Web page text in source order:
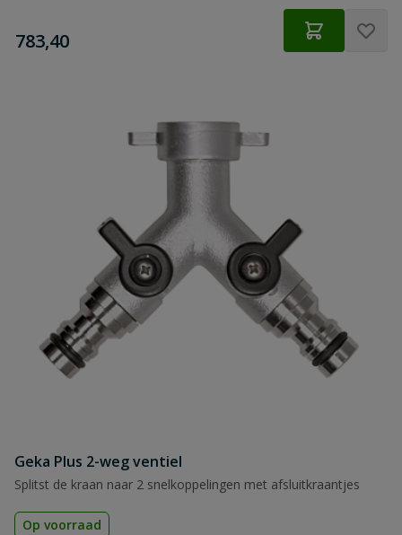
€
783,40
Geka Plus 2-weg ventiel
Splitst de kraan naar 2 snelkoppelingen met afsluitkraantjes
Op voorraad